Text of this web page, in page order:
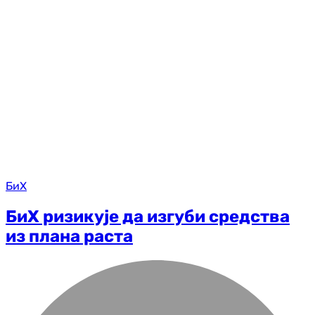
БиХ
БиХ ризикује да изгуби средства
из плана раста